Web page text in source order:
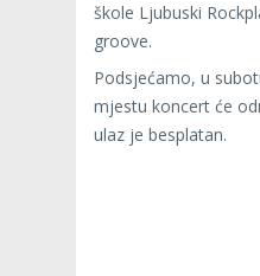
škole Ljubuski
groove.
Podsjećamo, u
mjestu koncert će
ulaz je besplatan.